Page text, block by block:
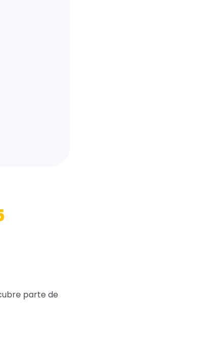
parte de